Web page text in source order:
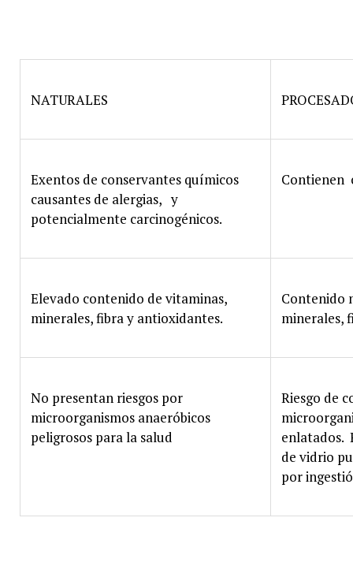
NATURALES
Exentos de conservantes químicos
causantes de alergias, y
potencialmente carcinogénicos.
Contienen
Elevado contenido de vitaminas,
minerales, fibra y antioxidantes.
Contenido
minerales,
No presentan riesgos por
microorganismos anaeróbicos
peligrosos para la salud
Riesgo de
enlatados.
de vidrio
por